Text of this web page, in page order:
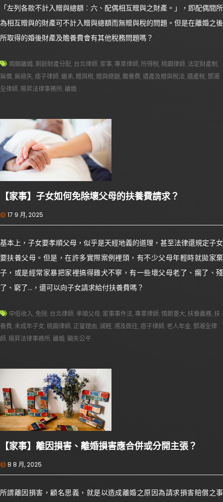
「左列各款不計入贈與總額︰六、配偶相互贈與之財產。」，即配偶間所
為相互贈與的財產可不計入贈與總額而無贈與稅的問題。但是在離婚之後
所取得的婚後財產及贍養費會有其他稅務問題嗎？
兩願離婚, 剩餘財產分配, 台北律師, 家事, 專業律師,所得稅,桃園律師, 法定財產制 ,
無償, 無過失, 痞子律師,繼承, 贈與稅, 贈與總額, 贍養費,遺產及贈與稅法,遺產稅, 鄧湘
全律師, 陽昇法律事務所, 離婚
【家事】子女如何免除壞父母的扶養費請求？
17 9 月, 2025
基本上，子女要孝順父母，似乎是天經地義的道理，甚至法律還規定子女
要扶養父母。但是，在許多實際案例裡頭，有不少父母年輕時就拋家棄
子，或是經常家暴把家裡搞得雞犬不寧，有一些壞父母老了、瘸了、殘
了、窮了…，還可以向子女請求給付扶養費嗎？
中低收入, 免除, 台北律師, 孝順父母, 家事事件法,專業律師,情節重大, 扶養義務, 扶
養費,未成年子女,桃園律師,正當理由, 減輕, 溯及既往,痞子律師, 老人年金, 鄧湘全律
師, 陽昇法律事務所, 離婚, 顯失公平
【家事】離因損害、離婚損害應合併或分開主張？
8 8 月, 2025
所謂離因損害，顧名思義，就是以造成離婚之原因為請求損害賠償之事